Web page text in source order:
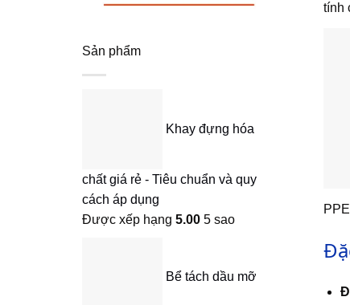
Sản phẩm
Khay đựng hóa
chất giá rẻ - Tiêu chuẩn và quy
cách áp dụng
Được xếp hạng 5.00 5 sao
Bể tách dầu mỡ
tính